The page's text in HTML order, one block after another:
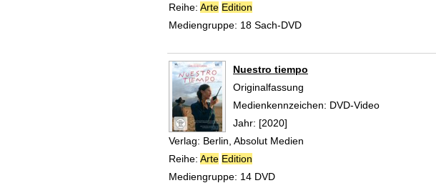
Reihe: Arte Edition
Mediengruppe: 18 Sach-DVD
Nuestro tiempo
Originalfassung
Suche nach diesem Verfasser
Medienkennzeichen: DVD-Video
Jahr: [2020]
Verlag: Berlin, Absolut Medien
Reihe: Arte Edition
Mediengruppe: 14 DVD